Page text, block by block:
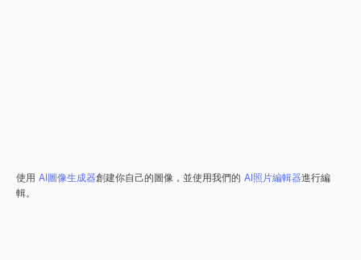
使用 AI圖像生成器創建你自己的圖像，並使用我們的 AI照片編輯器進行編
輯。